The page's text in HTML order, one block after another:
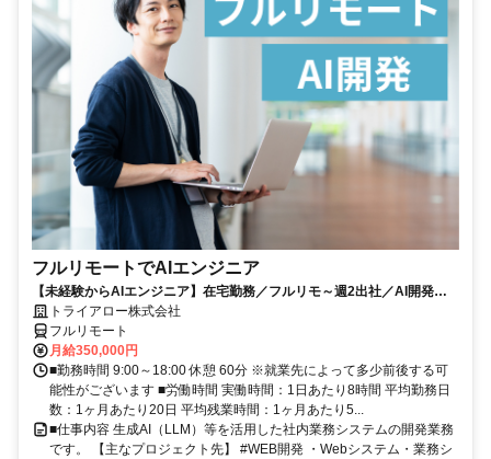
フルリモートでAIエンジニア
【未経験からAIエンジニア】在宅勤務／フルリモ～週2出社／AI開発を
仕事にする
トライアロー株式会社
フルリモート
月給350,000円
■勤務時間 9:00～18:00 休憩 60分 ※就業先によって多少前後する可
能性がございます ■労働時間 実働時間：1日あたり8時間 平均勤務日
数：1ヶ月あたり20日 平均残業時間：1ヶ月あたり5...
■仕事内容 生成AI（LLM）等を活用した社内業務システムの開発業務
です。 【主なプロジェクト先】 #WEB開発 ・Webシステム・業務シ